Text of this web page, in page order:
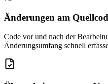
Änderungen am
Code vor und nach der
Änderungsumfang schnell